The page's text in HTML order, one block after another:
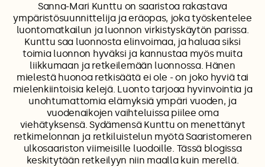
Sanna-Mari Kunttu on saaristoa rakastava
ympäristösuunnittelija ja eräopas, joka työskentelee
luontomatkailun ja luonnon virkistyskäytön parissa.
Kunttu saa luonnosta elinvoimaa, ja haluaa siksi
toimia luonnon hyväksi ja kannustaa myös muita
liikkumaan ja retkeilemään luonnossa. Hänen
mielestä huonoa retkisäätä ei ole - on joko hyviä tai
mielenkiintoisia kelejä. Luonto tarjoaa hyvinvointia ja
unohtumattomia elämyksiä ympäri vuoden, ja
vuodenaikojen vaihteluissa piilee oma
viehätyksensä. Sydämensä Kunttu on menettänyt
retkimelonnan ja retkiluistelun myötä Saaristomeren
ulkosaariston viimeisille luodoille. Tässä blogissa
keskitytään retkeilyyn niin maalla kuin merellä.